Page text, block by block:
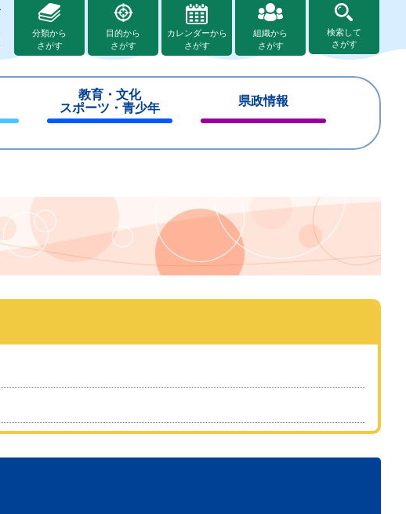
分類から
さがす
目的から
さがす
カレンダーから
さがす
組織から
さがす
検索して
さがす
教育・文化
スポーツ・青少年
じ
県政情報
じ